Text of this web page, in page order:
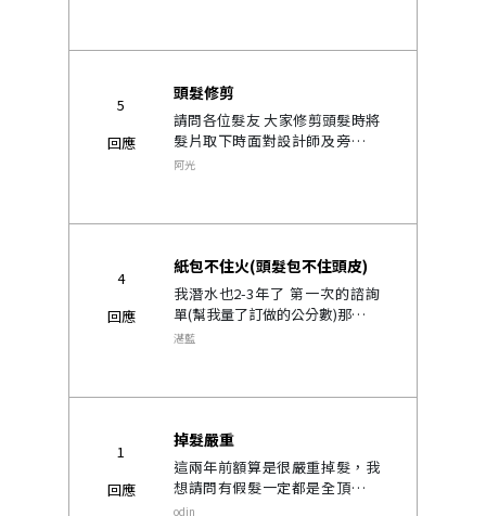
為何我每天把頭髮拆來拆去 哈
5
回應
頭髮修剪
請問各位髮友 大家修剪頭髮時將
髮片取下時面對設計師及旁人時
心裡是否會尷尬？..
阿光
4
回應
紙包不住火(頭髮包不住頭皮)
我潛水也2-3年了 第一次的諮詢
單(幫我量了訂做的公分數)那張單
子 我還留著 除了經濟問題~另方
他就說 發現我好像有點..
湛藍
1
回應
掉髮嚴重
這兩年前額算是很嚴重掉髮，我
想請問有假髮一定都是全頂式的
嗎？然後要戴的話要剃成光頭
odin